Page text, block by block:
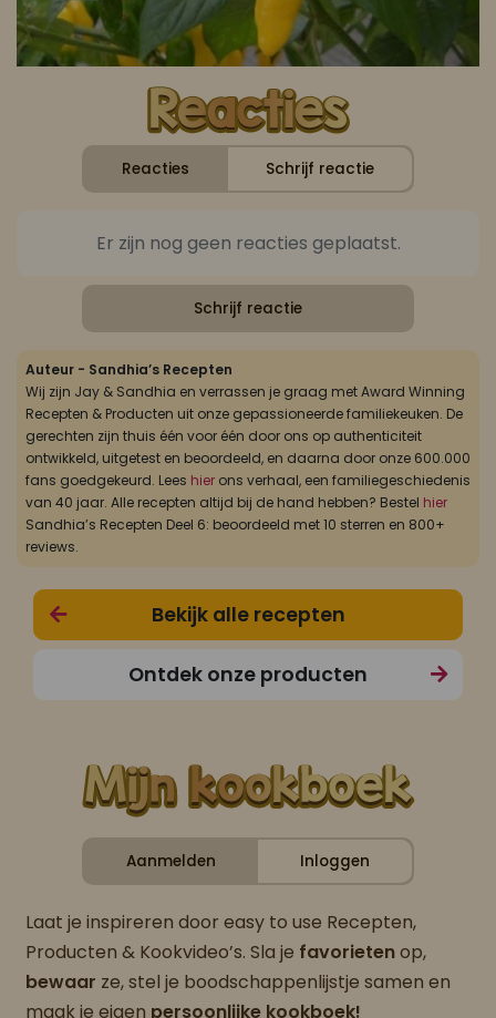
Reacties Schrijf reactie
Er zijn nog geen reacties geplaatst.
Schrijf reactie
Auteur - Sandhia’s Recepten
Wij zijn Jay & Sandhia en verrassen je graag met Award Winning
Recepten & Producten uit onze gepassioneerde familiekeuken. De
gerechten zijn thuis één voor één door ons op authenticiteit
ontwikkeld, uitgetest en beoordeeld, en daarna door onze 600.000
fans goedgekeurd. Lees hier ons verhaal, een familiegeschiedenis
van 40 jaar. Alle recepten altijd bij de hand hebben? Bestel hier
Sandhia’s Recepten Deel 6: beoordeeld met 10 sterren en 800+
reviews.
Bekijk alle recepten
Ontdek onze producten
Aanmelden Inloggen
Laat je inspireren door easy to use Recepten,
Producten & Kookvideo’s. Sla je favorietenop,
bewaar ze, stel je boodschappenlijstje samen en
maak je eigen persoonlijke kookboek!